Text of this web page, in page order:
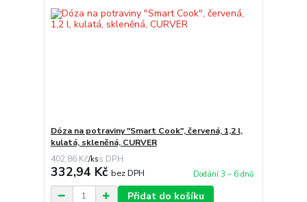
Dóza na potraviny "Smart Cook", červená, 1,2 l,
kulatá, skleněná, CURVER
402,86 Kč/ks
332,94 Kč bez DPH Dodání 3 – 6 dnů
Přidat do košíku